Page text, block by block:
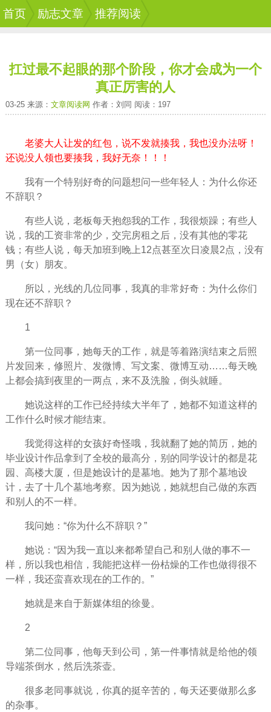
首页 励志文章 推荐阅读
扛过最不起眼的那个阶段，你才会成为一个
真正厉害的人
03-25 来源： 文章阅读网 作者：刘同 阅读：197
老婆大人让发的红包，说不发就揍我，我也没办法呀！
还说没人领也要揍我，我好无奈！！！
我有一个特别好奇的问题想问一些年轻人：为什么你还
不辞职？
有些人说，老板每天抱怨我的工作，我很烦躁；有些人
说，我的工资非常的少，交完房租之后，没有其他的零花
钱；有些人说，每天加班到晚上12点甚至次日凌晨2点，没有
男（女）
朋友。
所以，光线的几位同事，我真的非常好奇：为什么你们
现在还不辞职？
1
第一位同事，她每天的工作，就是等着路演结束之后照
片发回来，修照片、发微博、写文案、微博互动……每天晚
上都会搞到夜里的一两点，来不及洗脸，倒头就睡。
她说这样的工作已经持续大半年了，她都不知道这样的
工作什么时候才能结束。
我觉得这样的女孩好奇怪哦，我就翻了她的简历，她的
毕业设计作品拿到了全校的最高分，别的同学设计的都是花
园、高楼大厦，但是她设计的是墓地。她为了那个墓地设
计，去了十几个墓地考察。因为她说，她就想自己做的东西
和别人的不一样。
我问她：“你为什么不辞职？”
她说：“因为我一直以来都希望自己和别人做的事不一
样，所以我也相信，我能把这样一份枯燥的工作也做得很不
一样，我还蛮喜欢现在的工作的。”
她就是来自于新媒体组的徐曼。
2
第二位同事，他每天到公司，第一件事情就是给他的领
导端茶倒水，然后洗茶壶。
很多老同事就说，你真的挺辛苦的，每天还要做那么多
的杂事。